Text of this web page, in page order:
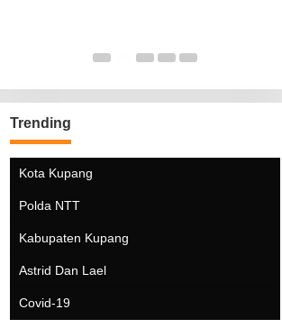
Trending
Kota Kupang
Polda NTT
Kabupaten Kupang
Astrid Dan Lael
Covid-19